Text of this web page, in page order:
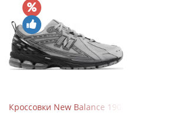
Кроссовки New Balance 1906R Brighton Grey